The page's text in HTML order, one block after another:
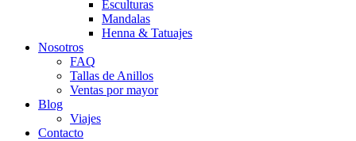
Esculturas
Mandalas
Henna & Tatuajes
Nosotros
FAQ
Tallas de Anillos
Ventas por mayor
Blog
Viajes
Contacto